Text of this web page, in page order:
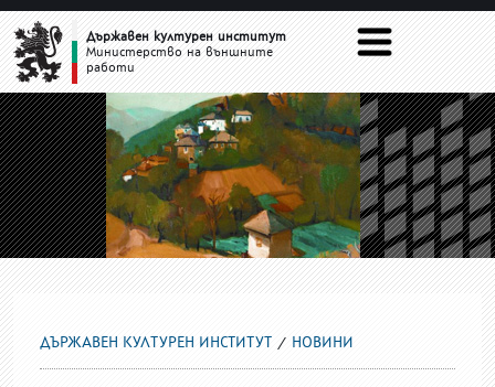
НОВИНИДържавен културен институт
Министерство на външните
работи
ДЪРЖАВЕН КУЛТУРЕН ИНСТИТУТ НОВИНИ